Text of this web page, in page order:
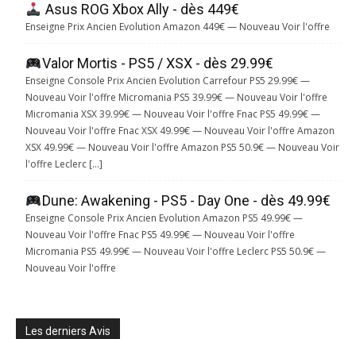
Asus ROG Xbox Ally - dès 449€
Enseigne Prix Ancien Evolution Amazon 449€ — Nouveau Voir l'offre
Valor Mortis - PS5 / XSX - dès 29.99€
Enseigne Console Prix Ancien Evolution Carrefour PS5 29.99€ —
Nouveau Voir l'offre Micromania PS5 39.99€ — Nouveau Voir l'offre
Micromania XSX 39.99€ — Nouveau Voir l'offre Fnac PS5 49.99€ —
Nouveau Voir l'offre Fnac XSX 49.99€ — Nouveau Voir l'offre Amazon
XSX 49.99€ — Nouveau Voir l'offre Amazon PS5 50.9€ — Nouveau Voir
l'offre Leclerc […]
Dune: Awakening - PS5 - Day One - dès 49.99€
Enseigne Console Prix Ancien Evolution Amazon PS5 49.99€ —
Nouveau Voir l'offre Fnac PS5 49.99€ — Nouveau Voir l'offre
Micromania PS5 49.99€ — Nouveau Voir l'offre Leclerc PS5 50.9€ —
Nouveau Voir l'offre
Les derniers Avis